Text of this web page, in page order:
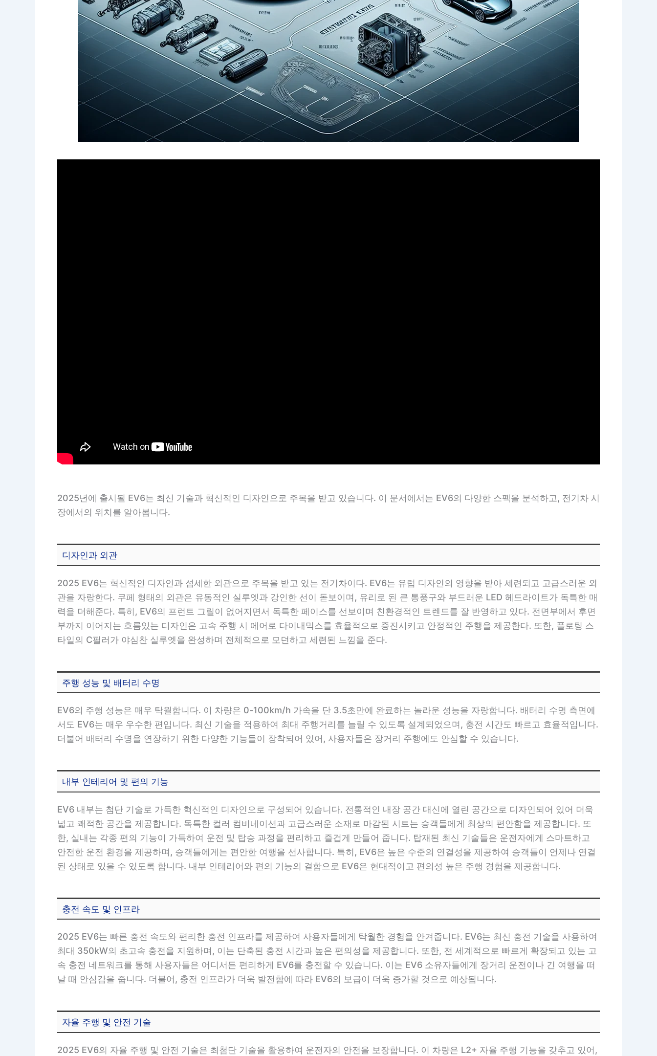
2025년에 출시될 EV6는 최신 기술과 혁신적인 디자인으로 주목을 받고 있습니다. 이 문서에서는 EV6의 다양한 스펙을 분석하고, 전기차 시
장에서의 위치를 알아봅니다.
디자인과 외관
2025 EV6는 혁신적인 디자인과 섬세한 외관으로 주목을 받고 있는 전기차이다. EV6는 유럽 디자인의 영향을 받아 세련되고 고급스러운 외
관을 자랑한다. 쿠페 형태의 외관은 유동적인 실루엣과 강인한 선이 돋보이며, 유리로 된 큰 통풍구와 부드러운 LED 헤드라이트가 독특한 매
력을 더해준다. 특히, EV6의 프런트 그릴이 없어지면서 독특한 페이스를 선보이며 친환경적인 트렌드를 잘 반영하고 있다. 전면부에서 후면
부까지 이어지는 흐름있는 디자인은 고속 주행 시 에어로 다이내믹스를 효율적으로 증진시키고 안정적인 주행을 제공한다. 또한, 플로팅 스
타일의 C필러가 야심찬 실루엣을 완성하며 전체적으로 모던하고 세련된 느낌을 준다.
주행 성능 및 배터리 수명
EV6의 주행 성능은 매우 탁월합니다. 이 차량은 0-100km/h 가속을 단 3.5초만에 완료하는 놀라운 성능을 자랑합니다. 배터리 수명 측면에
서도 EV6는 매우 우수한 편입니다. 최신 기술을 적용하여 최대 주행거리를 늘릴 수 있도록 설계되었으며, 충전 시간도 빠르고 효율적입니다.
더불어 배터리 수명을 연장하기 위한 다양한 기능들이 장착되어 있어, 사용자들은 장거리 주행에도 안심할 수 있습니다.
내부 인테리어 및 편의 기능
EV6 내부는 첨단 기술로 가득한 혁신적인 디자인으로 구성되어 있습니다. 전통적인 내장 공간 대신에 열린 공간으로 디자인되어 있어 더욱
넓고 쾌적한 공간을 제공합니다. 독특한 컬러 컴비네이션과 고급스러운 소재로 마감된 시트는 승객들에게 최상의 편안함을 제공합니다. 또
한, 실내는 각종 편의 기능이 가득하여 운전 및 탑승 과정을 편리하고 즐겁게 만들어 줍니다. 탑재된 최신 기술들은 운전자에게 스마트하고
안전한 운전 환경을 제공하며, 승객들에게는 편안한 여행을 선사합니다. 특히, EV6은 높은 수준의 연결성을 제공하여 승객들이 언제나 연결
된 상태로 있을 수 있도록 합니다. 내부 인테리어와 편의 기능의 결합으로 EV6은 현대적이고 편의성 높은 주행 경험을 제공합니다.
충전 속도 및 인프라
2025 EV6는 빠른 충전 속도와 편리한 충전 인프라를 제공하여 사용자들에게 탁월한 경험을 안겨줍니다. EV6는 최신 충전 기술을 사용하여
최대 350kW의 초고속 충전을 지원하며, 이는 단축된 충전 시간과 높은 편의성을 제공합니다. 또한, 전 세계적으로 빠르게 확장되고 있는 고
속 충전 네트워크를 통해 사용자들은 어디서든 편리하게 EV6를 충전할 수 있습니다. 이는 EV6 소유자들에게 장거리 운전이나 긴 여행을 떠
날 때 안심감을 줍니다. 더불어, 충전 인프라가 더욱 발전함에 따라 EV6의 보급이 더욱 증가할 것으로 예상됩니다.
자율 주행 및 안전 기술
2025 EV6의 자율 주행 및 안전 기술은 최첨단 기술을 활용하여 운전자의 안전을 보장합니다. 이 차량은 L2+ 자율 주행 기능을 갖추고 있어,